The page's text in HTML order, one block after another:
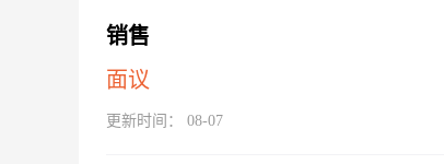
销售
面议
更新时间： 08-07